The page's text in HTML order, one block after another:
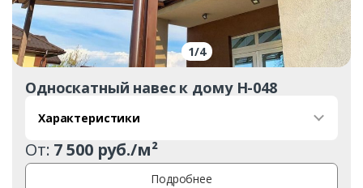
1/4
Односкатный навес к дому Н-048
Характеристики
От: 7 500 руб./м²
Подробнее